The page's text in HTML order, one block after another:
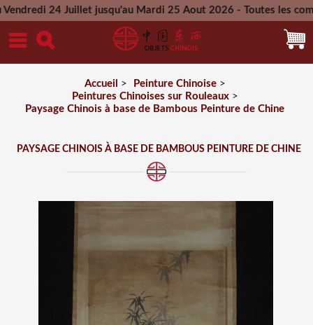
24 Juillet jusqu'au Mardi 25 Aout 2026 - Toutes les
Mercredi 26 Aout 2026
Accueil > Peinture Chinoise>
Peintures Chinoises sur Rouleaux>
Paysage Chinois à base de Bambous Peinture de Chine
PAYSAGE CHINOIS À BASE DE BAMBOUS PEINTURE DE CHINE